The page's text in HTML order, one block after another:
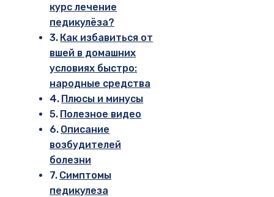
курс лечение
педикулёза?
Как избавиться от
вшей в домашних
условиях быстро:
народные средства
Плюсы и минусы
Полезное видео
Описание
возбудителей
болезни
Симптомы
педикулеза